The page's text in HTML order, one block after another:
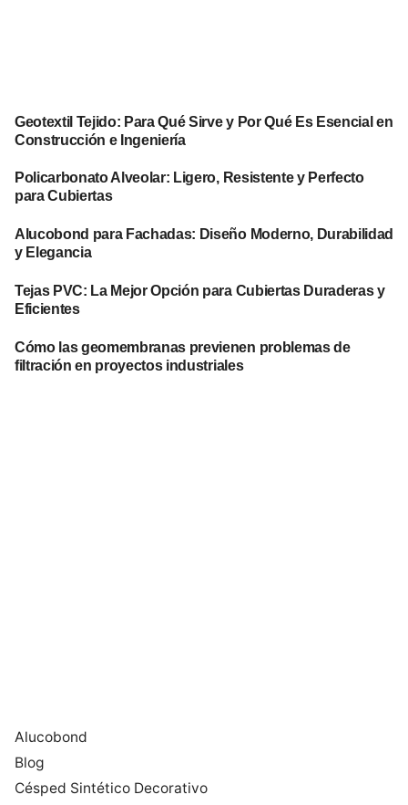
Geotextil Tejido: Para Qué Sirve y Por Qué Es Esencial en
Construcción e Ingeniería
Policarbonato Alveolar: Ligero, Resistente y Perfecto
para Cubiertas
Alucobond para Fachadas: Diseño Moderno, Durabilidad
y Elegancia
Tejas PVC: La Mejor Opción para Cubiertas Duraderas y
Eficientes
Cómo las geomembranas previenen problemas de
filtración en proyectos industriales
Alucobond
Blog
Césped Sintético Decorativo